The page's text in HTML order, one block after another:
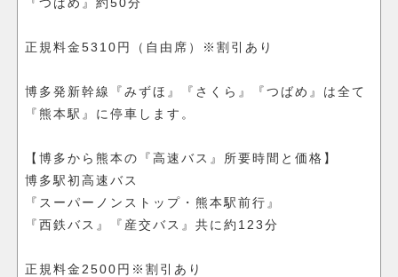
『つばめ』約50分
正規料金5310円（自由席）※割引あり
博多発新幹線『みずほ』『さくら』『つばめ』は全て
『熊本駅』に停車します。
【博多から熊本の『高速バス』所要時間と価格】
博多駅初高速バス
『スーパーノンストップ・熊本駅前行』
『西鉄バス』『産交バス』共に約123分
正規料金2500円※割引あり